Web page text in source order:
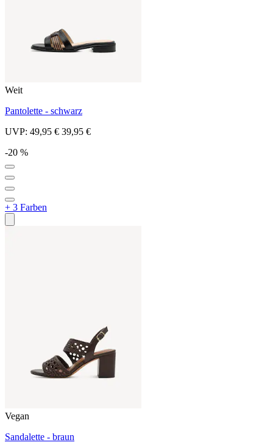
Weit
Pantolette - schwarz
UVP: 49,95 € 39,95 €
-20 %
+ 3 Farben
Vegan
Sandalette - braun